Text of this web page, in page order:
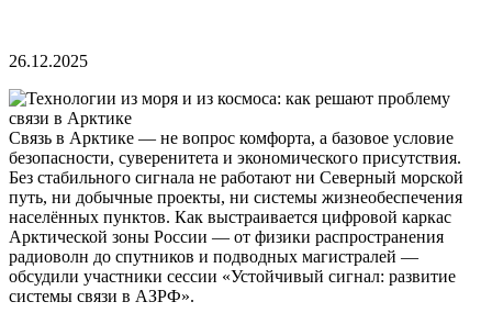
26.12.2025
Связь в Арктике — не вопрос комфорта, а базовое условие
безопасности, суверенитета и экономического присутствия.
Без стабильного сигнала не работают ни Северный морской
путь, ни добычные проекты, ни системы жизнеобеспечения
населённых пунктов. Как выстраивается цифровой каркас
Арктической зоны России — от физики распространения
радиоволн до спутников и подводных магистралей —
обсудили участники сессии «Устойчивый сигнал: развитие
системы связи в АЗРФ».